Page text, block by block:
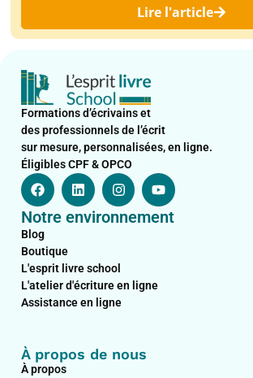
Lire l'article
Formations d’écrivains et
des professionnels de l’écrit
sur mesure, personnalisées, en ligne.
Éligibles CPF & OPCO
F
a
c
e
b
o
k
L
i
n
k
n
I
n
s
t
r
a
m
Y
o
u
t
Notre environnement
Blog
Boutique
L'esprit livre school
L'atelier d'écriture en ligne
Assistance en ligne
À propos de nous
À propos